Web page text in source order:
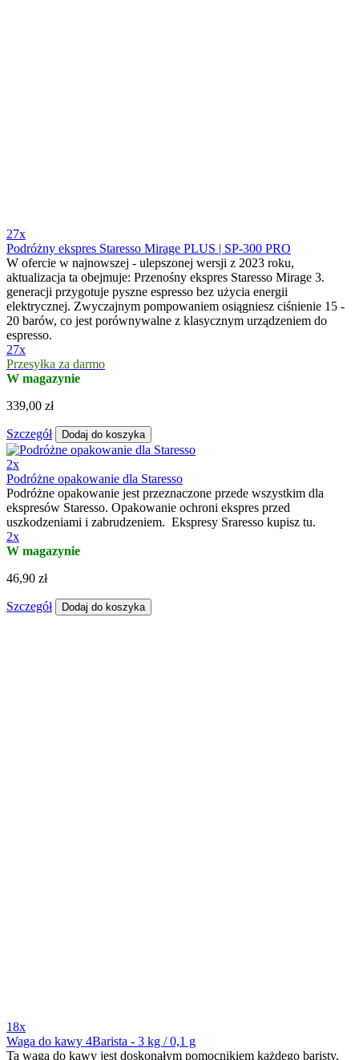
27x
Podróżny ekspres Staresso Mirage PLUS | SP-300 PRO
W ofercie w najnowszej - ulepszonej wersji z 2023 roku,
aktualizacja ta obejmuje: Przenośny ekspres Staresso Mirage 3.
generacji przygotuje pyszne espresso bez użycia energii
elektrycznej. Zwyczajnym pompowaniem osiągniesz ciśnienie 15 -
20 barów, co jest porównywalne z klasycznym urządzeniem do
espresso.
27x
Przesyłka za darmo
W magazynie
339,00 zł
Szczegół Dodaj do koszyka
2x
Podróżne opakowanie dla Staresso
Podróżne opakowanie jest przeznaczone przede wszystkim dla
ekspresów Staresso. Opakowanie ochroni ekspres przed
uszkodzeniami i zabrudzeniem. Ekspresy Sraresso kupisz tu.
2x
W magazynie
46,90 zł
Szczegół Dodaj do koszyka
18x
Waga do kawy 4Barista - 3 kg / 0,1 g
Ta waga do kawy jest doskonałym pomocnikiem każdego baristy.